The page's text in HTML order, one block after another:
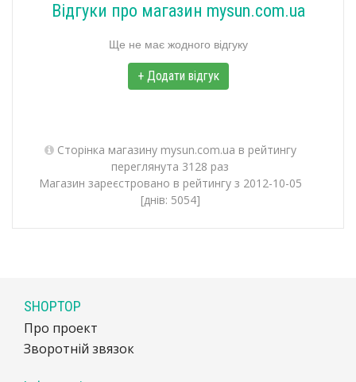
Відгуки про магазин mysun.com.ua
Ще не має жодного відгуку
+ Додати відгук
Сторінка магазину mysun.com.ua в рейтингу
переглянута 3128 раз
Магазин зареєстровано в рейтингу з 2012-10-05
[днів: 5054]
SHOPTOP
Про проект
Зворотній звязок